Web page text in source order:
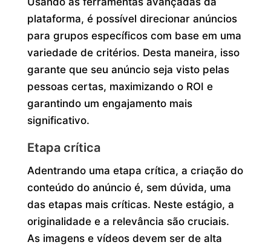
plataforma, é possível direcionar anúncios
para grupos específicos com base em uma
variedade de critérios. Desta maneira, isso
garante que seu anúncio seja visto pelas
pessoas certas, maximizando o ROI e
garantindo um engajamento mais
significativo.
Etapa crítica
Adentrando uma etapa crítica, a criação do
conteúdo do anúncio é, sem dúvida, uma
das etapas mais críticas. Neste estágio, a
originalidade e a relevância são cruciais.
As imagens e vídeos devem ser de alta